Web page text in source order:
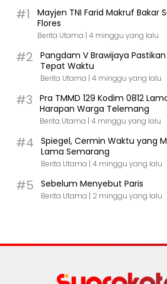
#1
Mayjen TNI Farid Makruf Bakar
Flores
Berita Utama | 4 minggu yang lalu
#2
Pangdam V Brawijaya Pastikan
Tepat Waktu
Berita Utama | 4 minggu yang lalu
#3
Pra TMMD 129 Kodim 0812
Harapan Warga Telemang
Berita Utama | 4 minggu yang lalu
#4
Spiegel, Cermin Waktu yang
Lama Semarang
Berita Utama | 4 minggu yang lalu
#5 Sebelum Menyebut Paris
Berita Utama | 2 minggu yang lalu